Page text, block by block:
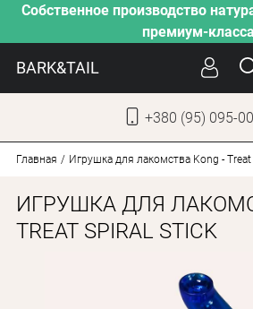
Собственное производство
премиум-
BARK&TAIL
+380 (95) 095-
СОБАКИ
КОТЫ
ОТ ЖАРЫ
НАШЕ
Главная Игрушка для лакомства Kong -
ИГРУШКА ДЛЯ
TREAT SPIRAL STICK